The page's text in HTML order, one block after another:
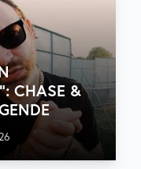
CHASE &